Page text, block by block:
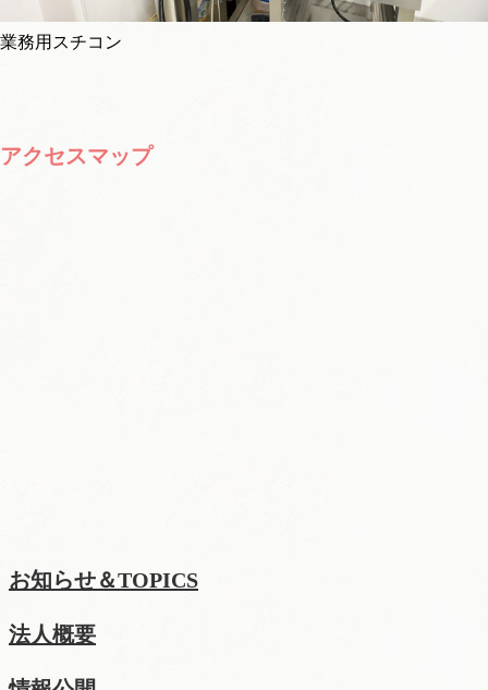
業務用スチコン
アクセスマップ
お知らせ＆TOPICS
法人概要